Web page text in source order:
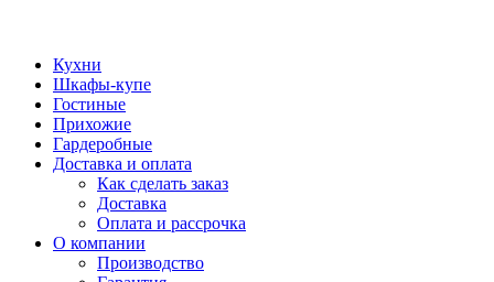
Кухни
Шкафы-купе
Гостиные
Прихожие
Гардеробные
Доставка и оплата
Как сделать заказ
Доставка
Оплата и рассрочка
О компании
Производство